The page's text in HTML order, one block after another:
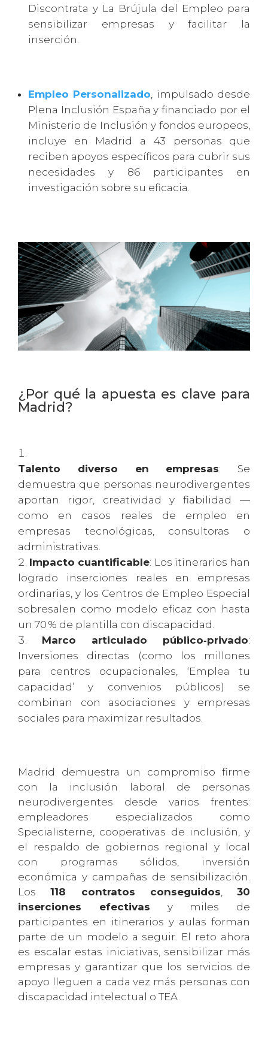
Discontrata y La Brújula del Empleo para
sensibilizar empresas y facilitar la
inserción.
Empleo Personalizado, impulsado desde
Plena Inclusión España y financiado por el
Ministerio de Inclusión y fondos europeos,
incluye en Madrid a 43 personas que
reciben apoyos específicos para cubrir sus
necesidades y 86 participantes en
investigación sobre su eficacia.
¿Por qué la apuesta es clave para
Madrid?
Talento diverso en empresas: Se
demuestra que personas neurodivergentes
aportan rigor, creatividad y fiabilidad —
como en casos reales de empleo en
empresas tecnológicas, consultoras o
administrativas.
Impacto cuantificable: Los itinerarios han
logrado inserciones reales en empresas
ordinarias, y los Centros de Empleo Especial
sobresalen como modelo eficaz con hasta
un 70 % de plantilla con discapacidad.
Marco articulado público‑privado:
Inversiones directas (como los millones
para centros ocupacionales, ‘Emplea tu
capacidad’ y convenios públicos) se
combinan con asociaciones y empresas
sociales para maximizar resultados.
Madrid demuestra un compromiso firme
con la inclusión laboral de personas
neurodivergentes desde varios frentes:
empleadores especializados como
Specialisterne, cooperativas de inclusión, y
el respaldo de gobiernos regional y local
con programas sólidos, inversión
económica y campañas de sensibilización.
Los118 contratos conseguidos, 30
inserciones efectivas y miles de
participantes en itinerarios y aulas forman
parte de un modelo a seguir. El reto ahora
es escalar estas iniciativas, sensibilizar más
empresas y garantizar que los servicios de
apoyo lleguen a cada vez más personas con
discapacidad intelectual o TEA.